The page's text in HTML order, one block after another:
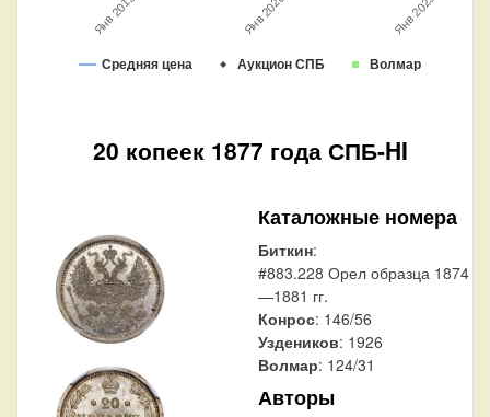
Средняя цена Аукцион СПБ Волмар
Янв 2020
Янв 2015 Янв 2025
20 копеек 1877 года СПБ-HI
Каталожные номера
Биткин:
#883.228 Орел образца 1874
—1881 гг.
Конрос: 146/56
Уздеников: 1926
Волмар: 124/31
Авторы